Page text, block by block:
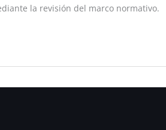
la revisión del marco normativo.